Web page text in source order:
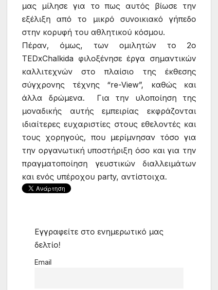
μας μίλησε για το πως αυτός βίωσε την
εξέλιξη από το μικρό συνοικιακό γήπεδο
στην κορυφή του αθλητικού κόσμου.
Πέραν, όμως, των ομιλητών το 2ο
TEDxChalkida φιλοξένησε έργα σημαντικών
καλλιτεχνών στο πλαίσιο της έκθεσης
σύγχρονης τέχνης “re-View”, καθώς και
άλλα δρώμενα. Για την υλοποίηση της
μοναδικής αυτής εμπειρίας εκφράζονται
ιδιαίτερες ευχαριστίες στους εθελοντές και
τους χορηγούς, που μερίμνησαν τόσο για
την οργανωτική υποστήριξη όσο και για την
πραγματοποίηση γευστικών διαλλειμάτων
και ενός υπέροχου party, αντίστοιχα.
Εγγραφείτε στο ενημερωτικό μας
δελτίο!
Email